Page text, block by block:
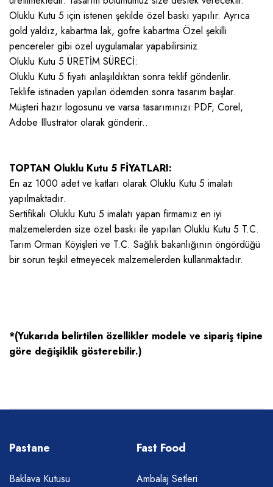
Oluklu Kutu 5 için istenen şekilde özel baskı yapılır. Ayrıca
gold yaldız, kabartma lak, gofre kabartma Özel şekilli
pencereler gibi özel uygulamalar yapabilirsiniz.
Oluklu Kutu 5 ÜRETİM SÜRECİ:
Oluklu Kutu 5 fiyatı anlaşıldıktan sonra teklif gönderilir.
Teklife istinaden yapılan ödemden sonra tasarım başlar.
Müşteri hazır logosunu ve varsa tasarımınızı PDF, Corel,
Adobe Illustrator olarak gönderir..
TOPTAN Oluklu Kutu 5 FİYATLARI:
En az 1000 adet ve katları olarak Oluklu Kutu 5 imalatı
yapılmaktadır.
Sertifikalı Oluklu Kutu 5 imalatı yapan firmamız en iyi
malzemelerden size özel baskı ile yapılan Oluklu Kutu 5 T.C.
Tarım Orman Köyişleri ve T.C. Sağlık bakanlığının öngördüğü
bir sorun teşkil etmeyecek malzemelerden kullanmaktadır.
*(Yukarıda belirtilen özellikler modele ve sipariş tipine
göre değişiklik gösterebilir.)
Pastane
Baklava Kutusu
Fast Food
Ambalaj Setleri